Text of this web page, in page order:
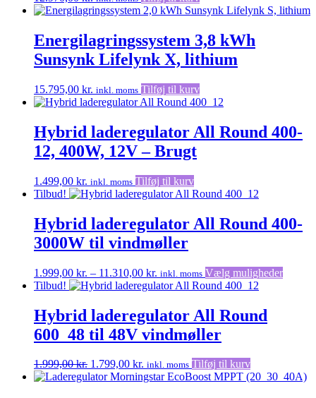
på
varesiden
Energilagringssystem 3,8 kWh
Sunsynk Lifelynk X, lithium
15.795,00 kr. inkl. moms Tilføj til kurv
Hybrid laderegulator All Round 400-
12, 400W, 12V – Brugt
1.499,00 kr. inkl. moms Tilføj til kurv
Tilbud!
Hybrid laderegulator All Round 400-
3000W til vindmøller
1.999,00 kr. – 11.310,00 kr. Prisinterval:
1.999,00 kr.
11.310,00 kr.
inkl. moms Vælg mulighederDette
på
Tilbud!
Hybrid laderegulator All Round
600_48 til 48V vindmøller
1.999,00kr. Den
oprindelige
1.799,00 kr. Den
aktuelle
inkl. moms Tilføj til kurv